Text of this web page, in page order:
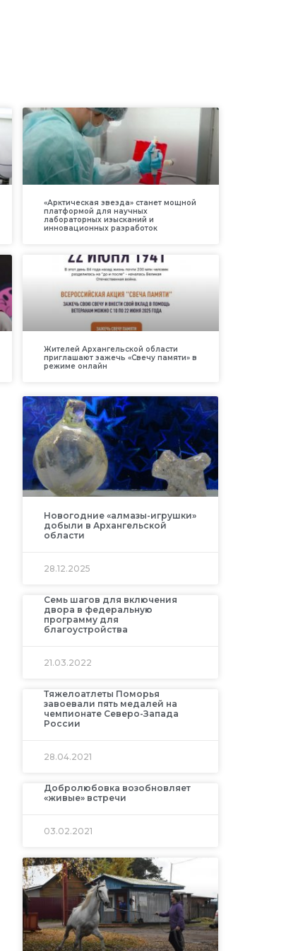
«Арктическая звезда» станет мощной
платформой для научных
лабораторных изысканий и
инновационных разработок
Жителей Архангельской области
приглашают зажечь «Свечу памяти» в
режиме онлайн
Новогодние «алмазы-игрушки»
добыли в Архангельской
области
28.12.2025
Семь шагов для включения
двора в федеральную
программу для
благоустройства
21.03.2022
Тяжелоатлеты Поморья
завоевали пять медалей на
чемпионате Северо-Запада
России
28.04.2021
Добролюбовка возобновляет
«живые» встречи
03.02.2021